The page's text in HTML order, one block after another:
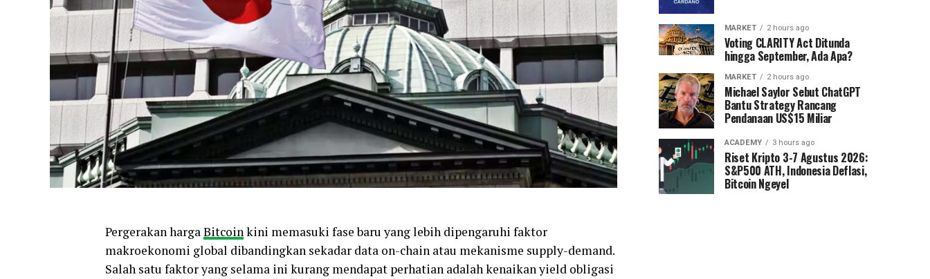
Pergerakan hargaBitcoinkini memasuki fase baru yang lebih dipengaruhi faktor
makroekonomi global dibandingkan sekadar data on-chain atau mekanisme supply-demand.
Salah satu faktor yang selama ini kurang mendapat perhatian adalah kenaikan yield obligasi
MARKET 2 hours ago
Voting CLARITY Act Ditunda
hingga September, Ada Apa?
MARKET 2 hours ago
Michael Saylor Sebut ChatGPT
Bantu Strategy Rancang
Pendanaan US$15 Miliar
ACADEMY 3 hours ago
Riset Kripto 3-7 Agustus 2026:
S&P500 ATH, Indonesia Deflasi,
Bitcoin Ngeyel